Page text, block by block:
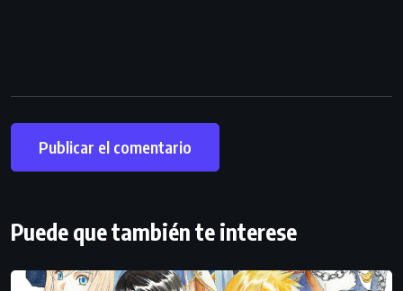
Puede que también te interese